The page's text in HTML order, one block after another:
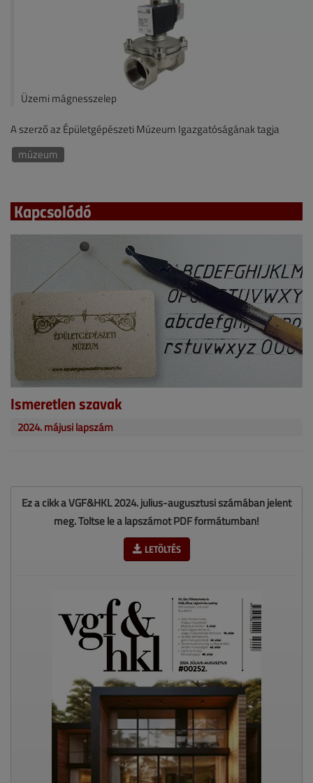
Üzemi mágnesszelep
A szerző az Épületgépészeti Múzeum Igazgatóságának tagja
múzeum
Kapcsolódó
Ismeretlen szavak
2024. májusi lapszám
Ez a cikk a VGF&HKL 2024. július-augusztusi számában jelent
meg. Töltse le a lapszámot PDF formátumban!
LETÖLTÉS